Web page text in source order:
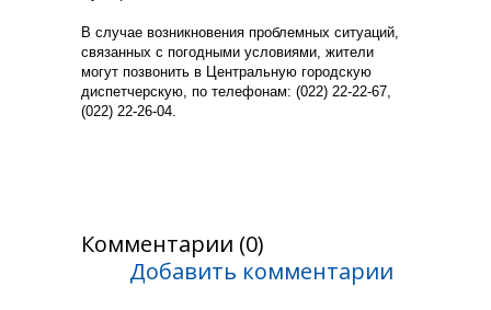
В случае возникновения проблемных ситуаций,
связанных с погодными условиями, жители
могут позвонить в Центральную городскую
диспетчерскую, по телефонам: (022) 22-22-67,
(022) 22-26-04.
Комментарии (0)
Добавить комментарии